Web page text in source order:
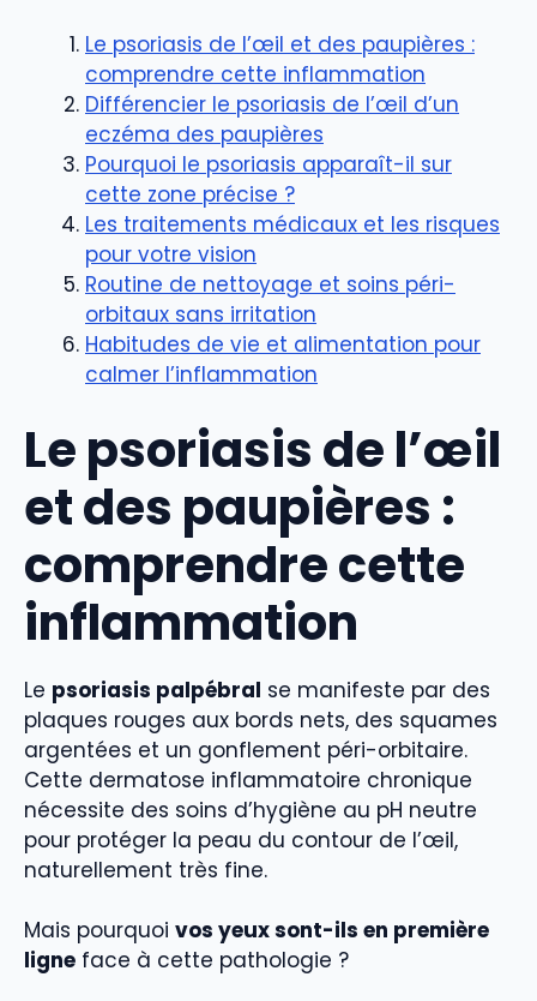
Le psoriasis de l’œil et des paupières :
comprendre cette inflammation
Différencier le psoriasis de l’œil d’un
eczéma des paupières
Pourquoi le psoriasis apparaît-il sur
cette zone précise ?
Les traitements médicaux et les risques
pour votre vision
Routine de nettoyage et soins péri-
orbitaux sans irritation
Habitudes de vie et alimentation pour
calmer l’inflammation
Le psoriasis de l’œil
et des paupières :
comprendre cette
inflammation
Le psoriasis palpébral se manifeste par des
plaques rouges aux bords nets, des squames
argentées et un gonflement péri-orbitaire.
Cette dermatose inflammatoire chronique
nécessite des soins d’hygiène au pH neutre
pour protéger la peau du contour de l’œil,
naturellement très fine.
Mais pourquoi vos yeux sont-ils en première
ligne face à cette pathologie ?